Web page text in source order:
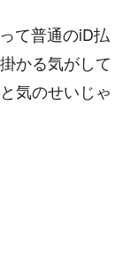
て普通のiD払
かる気がして
気のせいじゃ